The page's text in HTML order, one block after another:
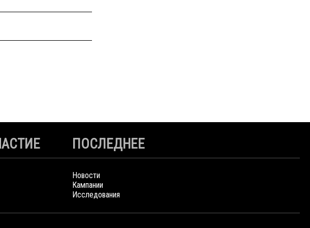
ПОСЛЕДНЕЕ
Новости
Кампании
Исследования